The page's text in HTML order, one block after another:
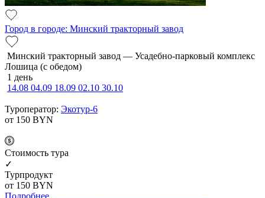
Город в городе: Минский тракторный завод
Минский тракторный завод — Усадебно-парковый комплекс
Лошица (с обедом)
1 день
14.08 04.09 18.09 02.10 30.10
Туроператор: Экотур-6
от 150 BYN
Cтоимость тура
✓
Турпродукт
от 150 BYN
Подробнее